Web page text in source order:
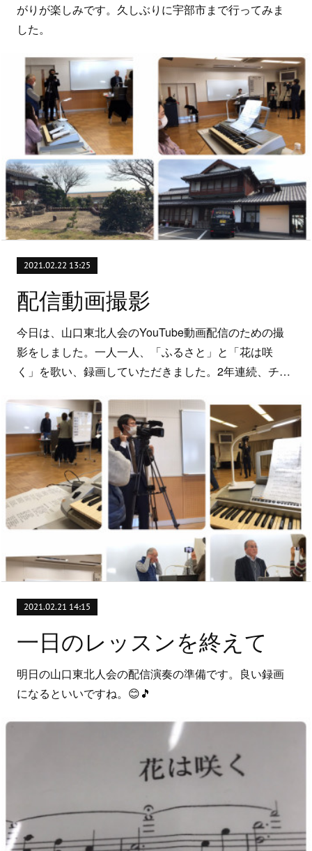
がりが楽しみです。久しぶりに宇部市まで行ってみま
した。
2021.02.22 13:25
配信動画撮影
今日は、山口東北人会のYouTube動画配信のための撮
影をしました。一人一人、「ふるさと」と「花は咲
く」を歌い、録画していただきました。2年連続、チ…
2021.02.21 14:15
一日のレッスンを終えて
明日の山口東北人会の配信演奏の準備です。良い録画
になるといいですね。😊🎵